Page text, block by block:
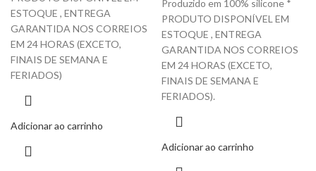
ESTOQUE , ENTREGA
GARANTIDA NOS CORREIOS
EM 24 HORAS (EXCETO,
FINAIS DE SEMANA E
FERIADOS)
Adicionar ao carrinho
Produzido em 100% silicone *
PRODUTO DISPONÍVEL EM
ESTOQUE , ENTREGA
GARANTIDA NOS CORREIOS
EM 24 HORAS (EXCETO,
FINAIS DE SEMANA E
FERIADOS).
Adicionar ao carrinho